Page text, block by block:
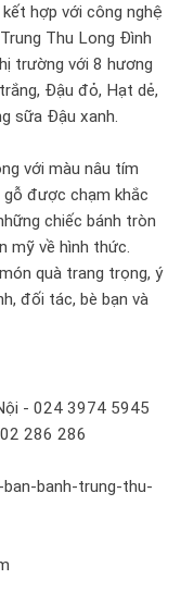
hợp với công nghệ
Thu Long Đình
trường với 8 hương
Đậu đỏ, Hạt dẻ,
sữa Đậu xanh.
với màu nâu tím
gỗ được chạm khắc
chiếc bánh tròn
mỹ về hình thức.
quà trang trọng, ý
đối tác, bè bạn và
- 024 3974 5945
286 286
banh-trung-thu-